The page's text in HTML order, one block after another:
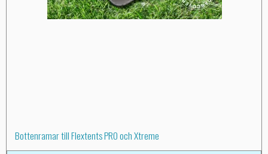
Bottenramar till Flextents PRO och Xtreme